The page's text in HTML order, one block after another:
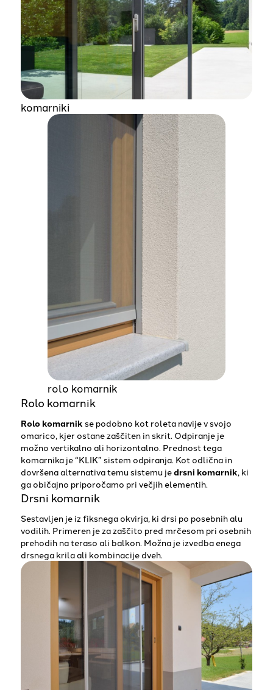
komarniki
rolo komarnik
Rolo komarnik
Rolo komarnik se podobno kot roleta navije v svojo
omarico, kjer ostane zaščiten in skrit. Odpiranje je
možno vertikalno ali horizontalno. Prednost tega
komarnika je “KLIK” sistem odpiranja. Kot odlična in
dovršena alternativa temu sistemu jedrsni komarnik, ki
ga običajno priporočamo pri večjih elementih.
Drsni komarnik
Sestavljen je iz fiksnega okvirja, ki drsi po posebnih alu
vodilih. Primeren je za zaščito pred mrčesom pri osebnih
prehodih na teraso ali balkon. Možna je izvedba enega
drsnega krila ali kombinacije dveh.